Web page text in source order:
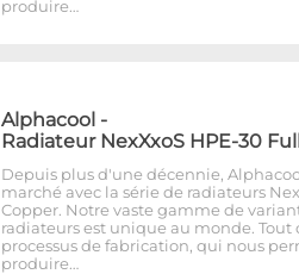
produire…
Alphacool -
Radiateur NexXxoS HPE-30
Depuis plus d'une décennie,
marché avec la série de radiateurs
Copper. Notre vaste gamme de
radiateurs est unique au monde. Tout
processus de fabrication, qui nous
produire…